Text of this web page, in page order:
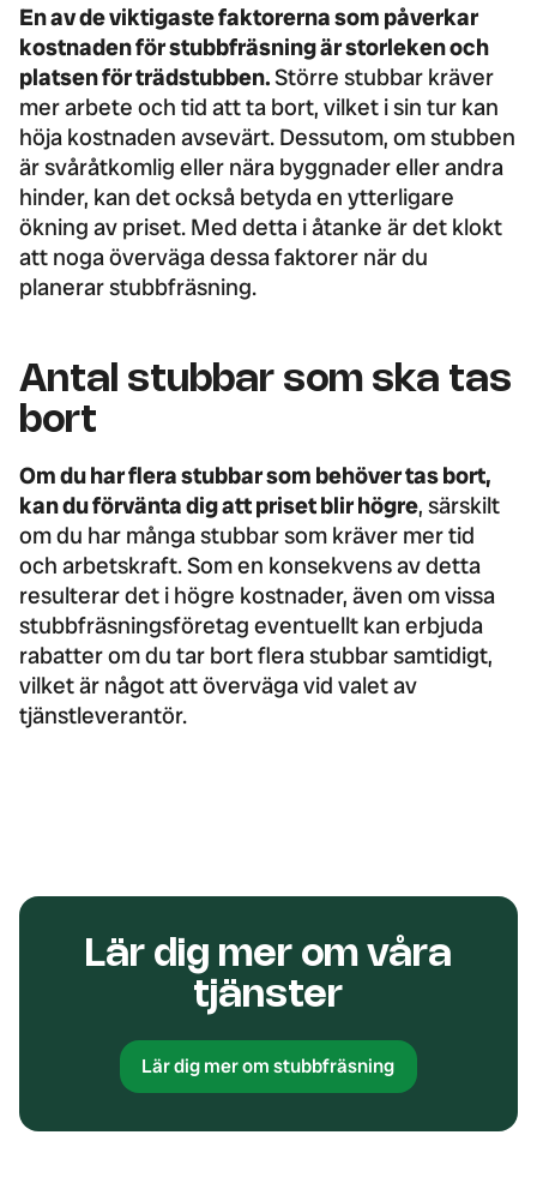
En av de viktigaste faktorerna som påverkar
kostnaden för stubbfräsning är storleken och
platsen för trädstubben.Större stubbar kräver
mer arbete och tid att ta bort, vilket i sin tur kan
höja kostnaden avsevärt. Dessutom, om stubben
är svåråtkomlig eller nära byggnader eller andra
hinder, kan det också betyda en ytterligare
ökning av priset. Med detta i åtanke är det klokt
att noga överväga dessa faktorer när du
planerar stubbfräsning.
Antal stubbar som ska tas
bort
Om du har flera stubbar som behöver tas bort,
kan du förvänta dig att priset blir högre, särskilt
om du har många stubbar som kräver mer tid
och arbetskraft. Som en konsekvens av detta
resulterar det i högre kostnader, även om vissa
stubbfräsningsföretag eventuellt kan erbjuda
rabatter om du tar bort flera stubbar samtidigt,
vilket är något att överväga vid valet av
tjänstleverantör.
Lär dig mer om våra
tjänster
Lär dig mer om stubbfräsning